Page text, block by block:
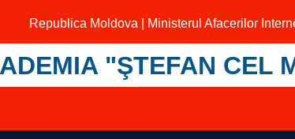
Republica Moldova | Ministerul Afacerilor
"ŞTEFAN CEL